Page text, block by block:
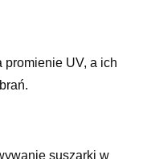
UV, a ich
suszarki w